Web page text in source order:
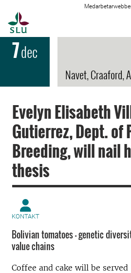
7dec
Navet, Craaford,
Evelyn Elisabeth
Gutierrez, Dept. of
Breeding, will nail
thesis
KONTAKT
Bolivian tomatoes – genetic
value chains
Coffee and cake will be served